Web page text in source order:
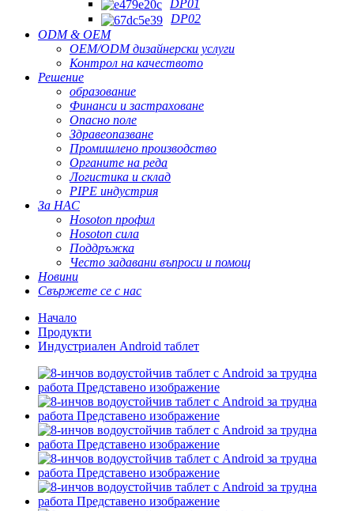
DP01
DP02
ODM & OEM
OEM/ODM дизайнерски услуги
Контрол на качеството
Решение
образование
Финанси и застраховане
Опасно поле
Здравеопазване
Промишлено производство
Органите на реда
Логистика и склад
PIPE индустрия
За НАС
Hosoton профил
Hosoton сила
Поддръжка
Често задавани въпроси и помощ
Новини
Свържете се с нас
Начало
Продукти
Индустриален Android таблет